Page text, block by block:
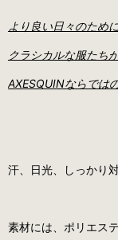
より良い日々のため
クラシカルな服たち
AXESQUINならでは
汗、日光、しっかり
素材には、ポリエス